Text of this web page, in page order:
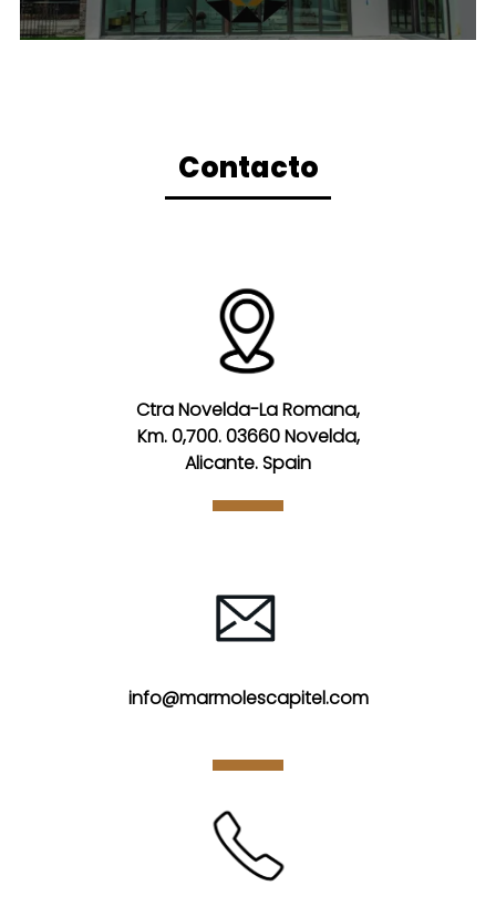
Contacto
Ctra Novelda-La Romana,
Km. 0,700. 03660 Novelda,
Alicante. Spain
info@marmolescapitel.com